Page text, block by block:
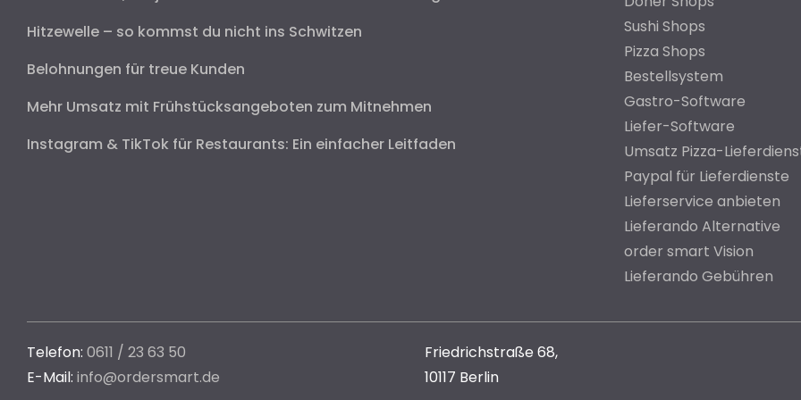
Hitzewelle – so kommst du nicht ins Schwitzen
Belohnungen für treue Kunden
Mehr Umsatz mit Frühstücksangeboten zum Mitnehmen
Instagram & TikTok für Restaurants: Ein einfacher Leitfaden
Sushi Shops
Pizza Shops
Bestellsystem
Gastro-Software
Liefer-Software
Umsatz Pizza-
Paypal für Lieferdienste
Lieferservice anbieten
Lieferando Alternative
order smart Vision
Lieferando Gebühren
Telefon: 0611 / 23 63 50
E-Mail: info@ordersmart.de
Friedrichstraße 68,
10117 Berlin